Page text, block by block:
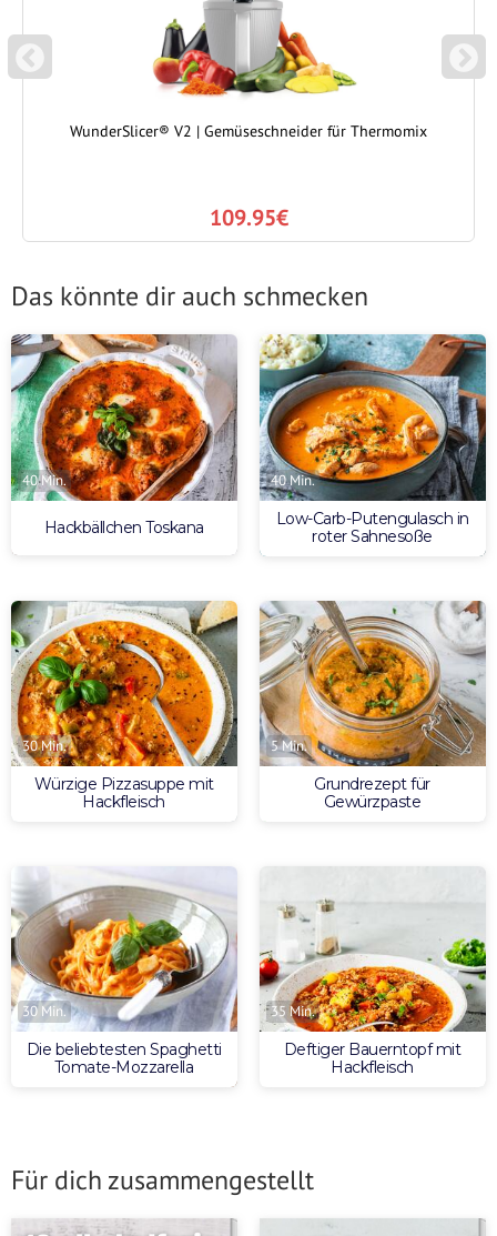
P
REVIOUS
WunderSlicer® V2 | Gemüseschneider für Thermomix
109.95€
N
EXT
Das könnte dir auch schmecken
40 Min.
Hackbällchen Toskana
40 Min.
Low-Carb-Putengulasch in
roter Sahnesoße
30 Min.
Würzige Pizzasuppe mit
Hackfleisch
5 Min.
Grundrezept für
Gewürzpaste
30 Min.
Die beliebtesten Spaghetti
Tomate-Mozzarella
35 Min.
Deftiger Bauerntopf mit
Hackfleisch
Für dich zusammengestellt